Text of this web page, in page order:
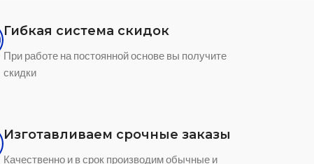
Гибкая система скидок
При работе на постоянной основе вы получите
скидки
Изготавливаем срочные заказы
Качественно и в срок производим обычные и